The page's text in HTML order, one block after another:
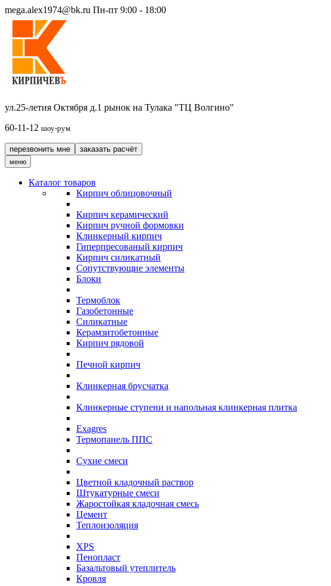
mega.alex1974@bk.ru Пн-пт 9:00 - 18:00
ул.25-летия Октября д.1 рынок на Тулака "ТЦ Волгино"
60-11-12 шоу-рум
перезвонить мне заказать расчёт
меню
Каталог товаров
Кирпич облицовочный
Кирпич керамический
Кирпич ручной формовки
Клинкерный кирпич
Гиперпресованый кирпич
Кирпич силикатный
Сопутствующие элементы
Блоки
Термоблок
Газобетонные
Силикатные
Керамзитобетонные
Кирпич рядовой
Печной кирпич
Клинкерная брусчатка
Клинкерные ступени и напольная клинкерная плитка
Exagres
Термопанель ППС
Сухие смеси
Цветной кладочный раствор
Штукатурные смеси
Жаростойкая кладочная смесь
Цемент
Теплоизоляция
XPS
Пенопласт
Базальтовый утеплитель
Кровля